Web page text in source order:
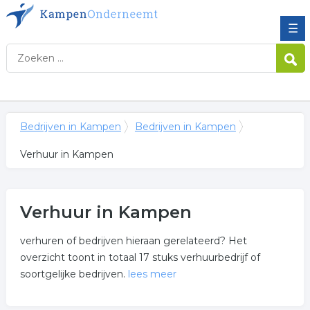
☰
Bedrijven in Kampen Bedrijven in Kampen
Verhuur in Kampen
Verhuur in Kampen
verhuren of bedrijven hieraan gerelateerd? Het
overzicht toont in totaal 17 stuks verhuurbedrijf of
soortgelijke bedrijven. lees meer